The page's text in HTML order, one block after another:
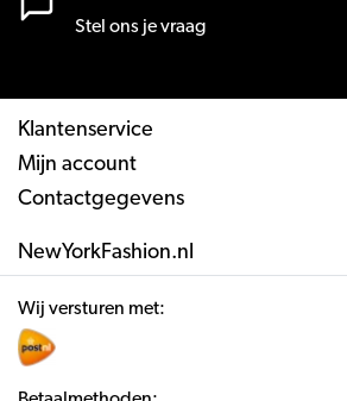
Stel ons je vraag
Klantenservice
Mijn account
Contactgegevens
NewYorkFashion.nl
Wij versturen met: